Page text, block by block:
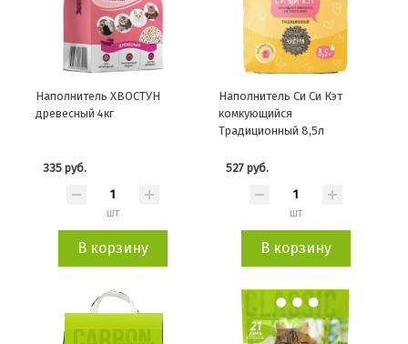
Наполнитель ХВОСТУН
древесный 4кг
335 руб.
шт
В корзину
Наполнитель Си Си Кэт
комкующийся
Традиционный 8,5л
527 руб.
шт
В корзину